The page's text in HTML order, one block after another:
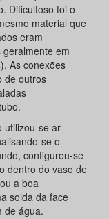
Dificultoso foi o
material que
eram
em
As conexões
de outros
utilizou-se ar
se o
configurou-se
dentro do vaso de
a boa
solda da face
de água.